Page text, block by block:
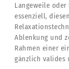
Langeweile
essenziell,
Ablenkung und
Rahmen einer
gänzlich valides